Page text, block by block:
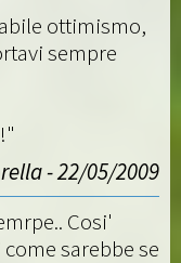
ottimismo,
sempre
- 22/05/2009
Cosi'
sarebbe se